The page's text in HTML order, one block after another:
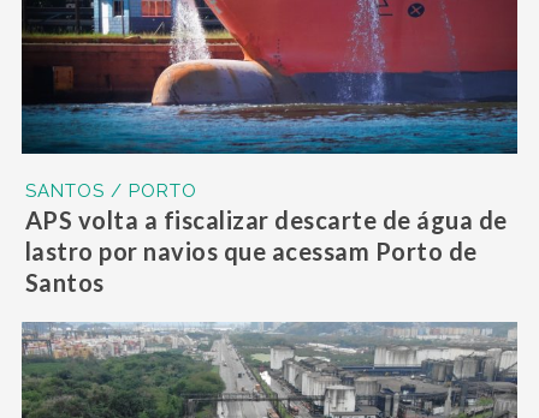
SANTOS / PORTO
APS volta a fiscalizar descarte de água de
lastro por navios que acessam Porto de
Santos